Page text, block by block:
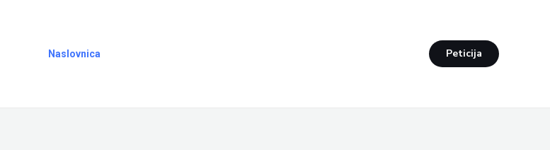
Naslovnica Peticija